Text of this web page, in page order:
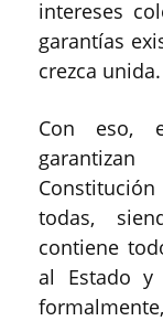
intereses
garantías
crezca unida.
Con eso,
todas,
contiene
al Estado